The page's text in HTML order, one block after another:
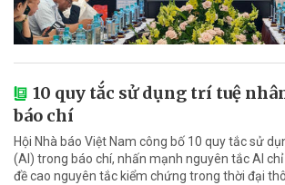
10 quy tắc sử dụng trí tuệ
báo chí
Hội Nhà báo Việt Nam công bố 10 quy tắc sử
(AI) trong báo chí, nhấn mạnh nguyên tắc AI
đề cao nguyên tắc kiểm chứng trong thời đại